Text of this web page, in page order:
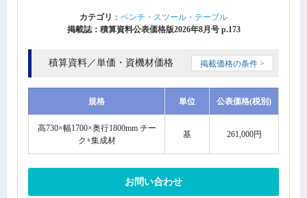
カテゴリ ： ベンチ・スツール・テーブル
掲載誌：積算資料公表価格版2026年8月号 p.173
積算資料／単価・資機材価格 掲載価格の条件 >
規格 単位 公表価格(税別)
高730×幅1700×奥行1800mm チー
ク+集成材
基 261,000円
お問い合わせ